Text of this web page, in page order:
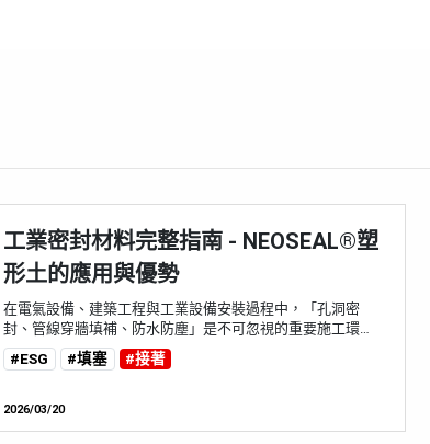
工業密封材料完整指南 - NEOSEAL®塑
形土的應用與優勢
在電氣設備、建築工程與工業設備安裝過程中，「孔洞密
封、管線穿牆填補、防水防塵」是不可忽視的重要施工環
節。 如果設備孔洞沒有適當密封，可能導致： • 水氣或灰塵
與污染物進入 • 電氣短路或設備故障 • 建築物能源效率下降
與縫隙。其中，由日本 日東化成工業株式会社 所開發的
#ESG #填塞 #接著
2026/03/20